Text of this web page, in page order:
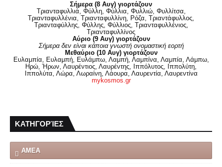
Σήμερα (8 Αυγ) γιορτάζουν
Τριανταφυλλιά, Φύλλη, Φύλλια, Φυλλιώ, Φυλλίτσα,
Τριανταφυλλένια, Τριανταφυλλίνη, Ρόζα, Τριαντάφυλλος,
Τριανταφύλλης, Φύλλης, Φύλλιος, Τριανταφυλλένιος,
Τριανταφυλλίνος
Αύριο (9 Αυγ) γιορτάζουν
Σήμερα δεν είναι κάποια γνωστή ονομαστική εορτή
Μεθαύριο (10 Αυγ) γιορτάζουν
Ευλαμπία, Ευλαμπή, Ευλάμπω, Λαμπή, Λαμπίνα, Λαμπία, Λάμπω,
Ηρώ, Ήρων, Λαυρέντιος, Λαυρέντης, Ιππόλυτος, Ιππολύτη,
Ιππολύτα, Λώρα, Λωραίνη, Λάουρα, Λαυρεντία, Λαυρεντίνα
mykosmos.gr
ΚΑΤΗΓΟΡΊΕΣ
ΑΜΕΑ